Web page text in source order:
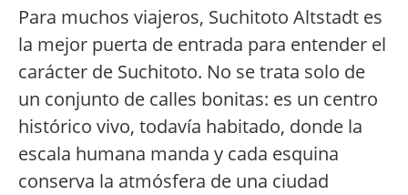
Para muchos viajeros, Suchitoto Altstadt es
la mejor puerta de entrada para entender el
carácter de Suchitoto. No se trata solo de
un conjunto de calles bonitas: es un centro
histórico vivo, todavía habitado, donde la
escala humana manda y cada esquina
conserva la atmósfera de una ciudad